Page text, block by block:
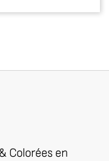
Colorées en